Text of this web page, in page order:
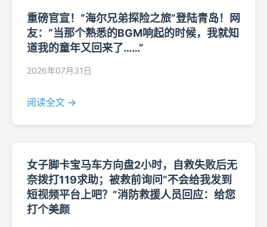
重磅官宣！“海尔兄弟探险之旅”登陆青岛！网
友：“当那个熟悉的BGM响起的时候，我就知
道我的童年又回来了……”
2026年07月31日
阅读全文 →
女子脚卡宝马车方向盘2小时，自救失败后无
奈拨打119求助；被救前询问“不会给我发到
短视频平台上吧？”消防救援人员回应：给您
打个美颜